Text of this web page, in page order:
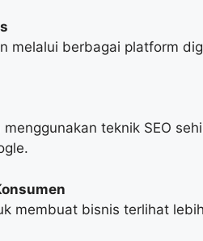
melalui berbagai platform
teknik SEO
membuat bisnis terlihat